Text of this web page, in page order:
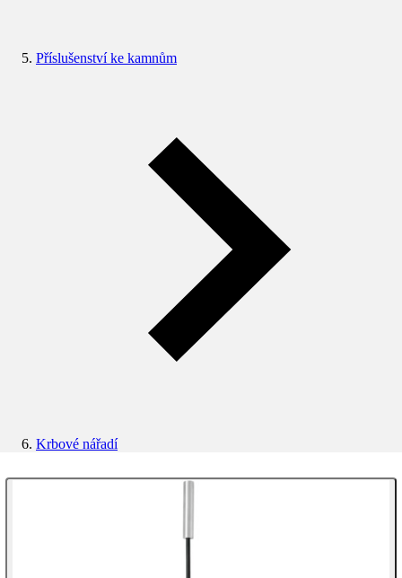
Příslušenství ke kamnům
Krbové nářadí